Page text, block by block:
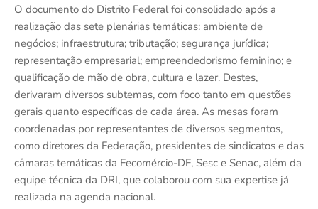
O documento do Distrito Federal foi consolidado após a
realização das sete plenárias temáticas: ambiente de
negócios; infraestrutura; tributação; segurança jurídica;
representação empresarial; empreendedorismo feminino; e
qualificação de mão de obra, cultura e lazer. Destes,
derivaram diversos subtemas, com foco tanto em questões
gerais quanto específicas de cada área. As mesas foram
coordenadas por representantes de diversos segmentos,
como diretores da Federação, presidentes de sindicatos e das
câmaras temáticas da Fecomércio-DF, Sesc e Senac, além da
equipe técnica da DRI, que colaborou com sua expertise já
realizada na agenda nacional.